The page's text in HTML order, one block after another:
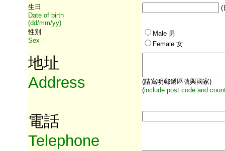
生日
Date of birth
(dd/mm/yy)
(
性別
Sex
Male 男
Female 女
地址
Address
(請寫明郵遞區號與國家)
(include post code and
電話
Telephone